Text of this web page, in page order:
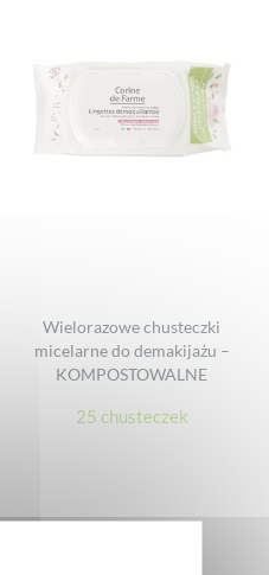
Wielorazowe chusteczki
micelarne do demakijażu –
KOMPOSTOWALNE
25 chusteczek